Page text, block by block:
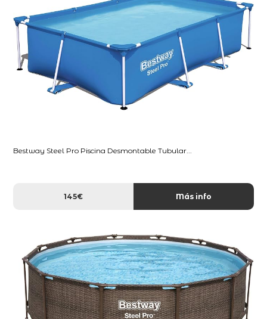
Bestway Steel Pro Piscina Desmontable Tubular...
145€ Más info